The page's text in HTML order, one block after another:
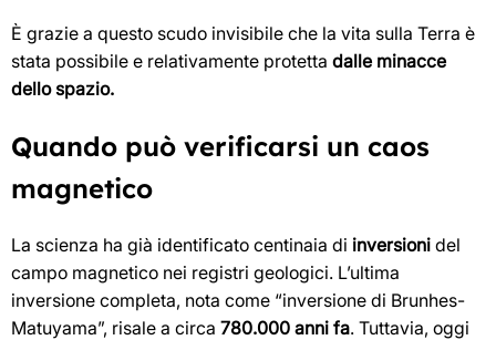
È grazie a questo scudo invisibile che la vita sulla Terra è
stata possibile e relativamente protetta dalle minacce
dello spazio.
Quando può verificarsi un caos
magnetico
La scienza ha già identificato centinaia di inversioni del
campo magnetico nei registri geologici. L’ultima
inversione completa, nota come “inversione di Brunhes-
Matuyama”, risale a circa 780.000 anni fa. Tuttavia, oggi